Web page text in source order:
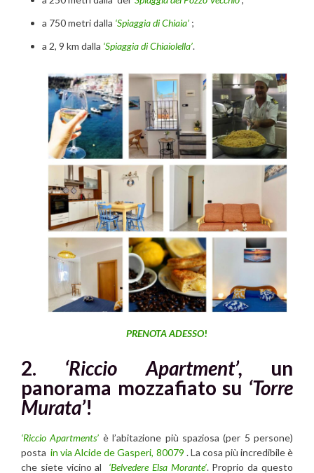
a 750 metri dalla ‘Spiaggia di Chiaia’ ;
a 2, 9 km dalla ‘Spiaggia di Chiaiolella’.
PRENOTA ADESSO!
2. ‘Riccio Apartment’, un
panorama mozzafiato su ‘Torre
Murata’!
‘Riccio Apartments’ è l’abitazione più spaziosa (per 5 persone)
postain via Alcide de Gasperi, 80079 . La cosa più incredibile è
che siete vicino al ‘Belvedere Elsa Morante’. Proprio da questo